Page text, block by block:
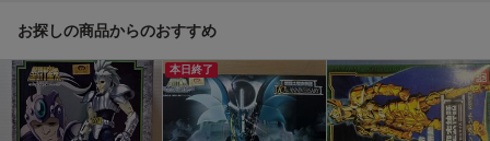
お探しの商品からのおすすめ
本日終了